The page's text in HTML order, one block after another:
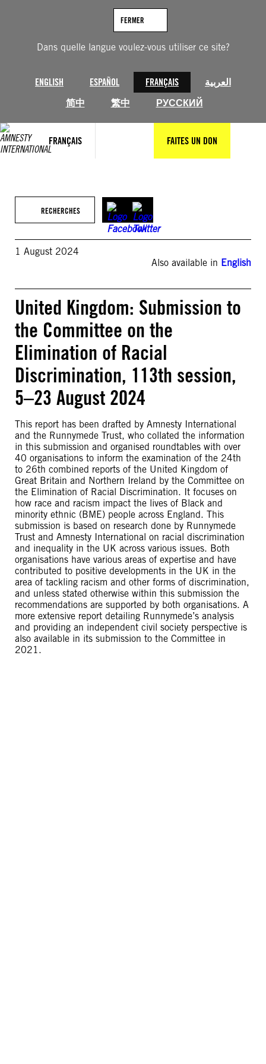
Dans quelle langue voulez-vous utiliser ce site?
ENGLISH ESPAÑOL FRANÇAIS
العربية
简中
繁中 РУССКИЙ
FERMER
FRANÇAIS FAITES UN DON
RECHERCHES
1 August 2024
Also available in English
United Kingdom: Submission to
the Committee on the
Elimination of Racial
Discrimination, 113th session,
5–23 August 2024
This report has been drafted by Amnesty International
and the Runnymede Trust, who collated the information
in this submission and organised roundtables with over
40 organisations to inform the examination of the 24th
to 26th combined reports of the United Kingdom of
Great Britain and Northern Ireland by the Committee on
the Elimination of Racial Discrimination. It focuses on
how race and racism impact the lives of Black and
minority ethnic (BME) people across England. This
submission is based on research done by Runnymede
Trust and Amnesty International on racial discrimination
and inequality in the UK across various issues. Both
organisations have various areas of expertise and have
contributed to positive developments in the UK in the
area of tackling racism and other forms of discrimination,
and unless stated otherwise within this submission the
recommendations are supported by both organisations. A
more extensive report detailing Runnymede’s analysis
and providing an independent civil society perspective is
also available in its submission to the Committee in
2021.